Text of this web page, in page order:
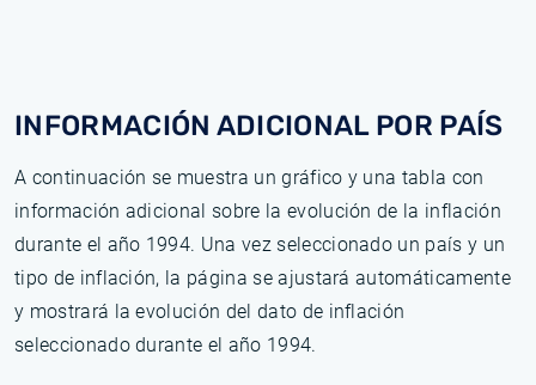
INFORMACIÓN ADICIONAL POR PAÍS
A continuación se muestra un gráfico y una tabla con
información adicional sobre la evolución de la inflación
durante el año 1994. Una vez seleccionado un país y un
tipo de inflación, la página se ajustará automáticamente
y mostrará la evolución del dato de inflación
seleccionado durante el año 1994.